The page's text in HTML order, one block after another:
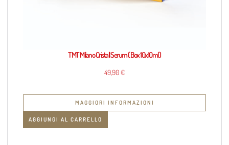
TMT Milano Cristall Serum ( Box 10x10ml )
49,90€
MAGGIORI INFORMAZIONI
AGGIUNGI AL CARRELLO